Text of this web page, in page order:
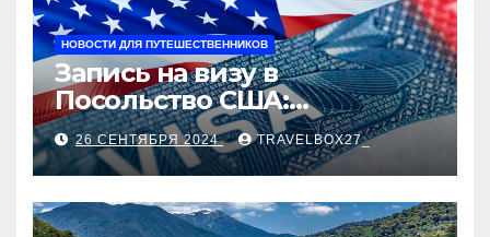
НОВОСТИ ДЛЯ ПУТЕШЕСТВЕННИКОВ
Запись на визу в
Посольство США:
Пошаговое руководство
26 СЕНТЯБРЯ 2024 TRAVELBOX27_